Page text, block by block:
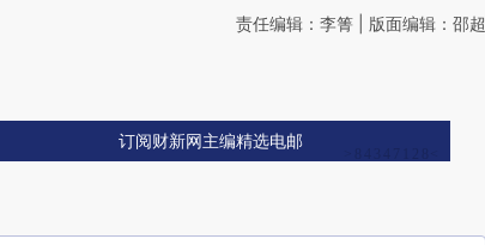
责任编辑：李箐 | 版面编辑：邵超
订阅财新网主编精选电邮